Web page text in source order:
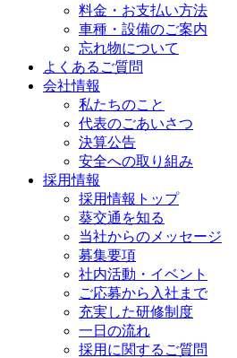
料金・お支払い方法
車種・設備のご案内
忘れ物について
よくあるご質問
会社情報
私たちのこと
代表のごあいさつ
決算公告
安全への取り組み
採用情報
採用情報トップ
葵交通を知る
当社からのメッセージ
募集要項
社内活動・イベント
ご応募から入社まで
充実した研修制度
一日の流れ
採用に関するご質問